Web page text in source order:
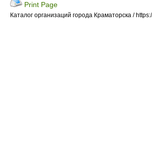
Print Page
Каталог организаций города Краматорска /